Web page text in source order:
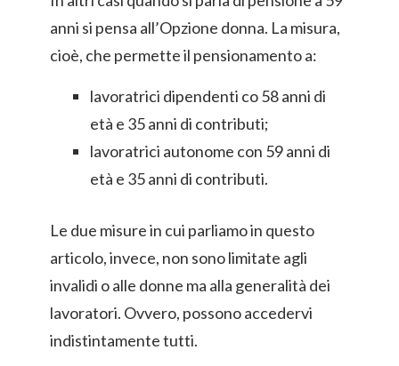
anni si pensa all’Opzione donna. La misura,
cioè, che permette il pensionamento a:
lavoratrici dipendenti co 58 anni di
età e 35 anni di contributi;
lavoratrici autonome con 59 anni di
età e 35 anni di contributi.
Le due misure in cui parliamo in questo
articolo, invece, non sono limitate agli
invalidi o alle donne ma alla generalità dei
lavoratori. Ovvero, possono accedervi
indistintamente tutti.